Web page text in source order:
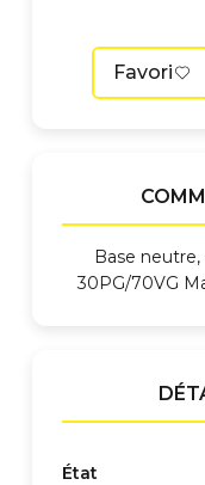
Favori
Base
30PG/70VG
État